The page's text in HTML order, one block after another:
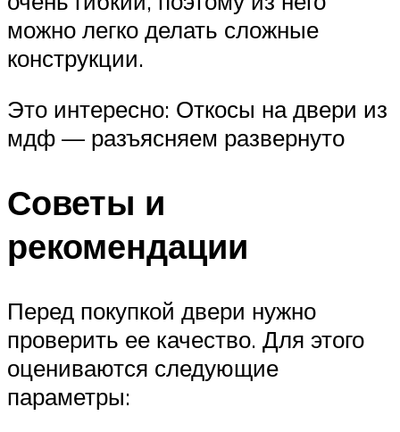
можно легко делать сложные
конструкции.
Это интересно: Откосы на двери из
мдф — разъясняем развернуто
Советы и
рекомендации
Перед покупкой двери нужно
проверить ее качество. Для этого
оцениваются следующие
параметры: